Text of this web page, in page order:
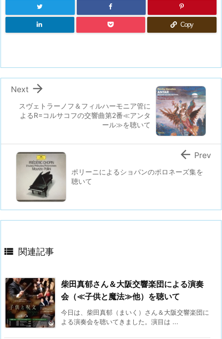
Copy
スヴェトラーノフ＆フィルハーモニア管に
よるR=コルサコフの交響曲第2番≪アンタ
ール≫を聴いて

Next
ポリーニによるショパンのポロネーズ集を
聴いて
 Prev
 関連記事
柴田真郁さん＆大阪交響楽団による演奏
会（≪子供と魔法≫他）を聴いて
今日は、柴田真郁（まいく）さん＆大阪交響楽団に
よる演奏会を聴いてきました。演目は ...